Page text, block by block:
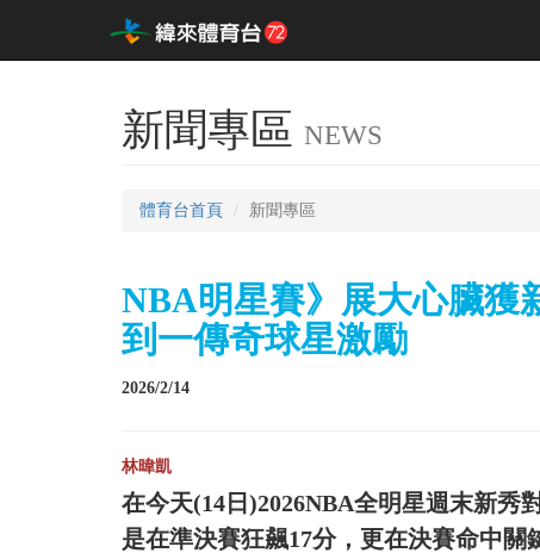
新聞專區 NEWS
體育台首頁 新聞專區
NBA明星賽》展大心臟獲
到一傳奇球星激勵
2026/2/14
林暐凱
在今天(14日)2026NBA全明星週末新秀
是在準決賽狂飆17分，更在決賽命中關